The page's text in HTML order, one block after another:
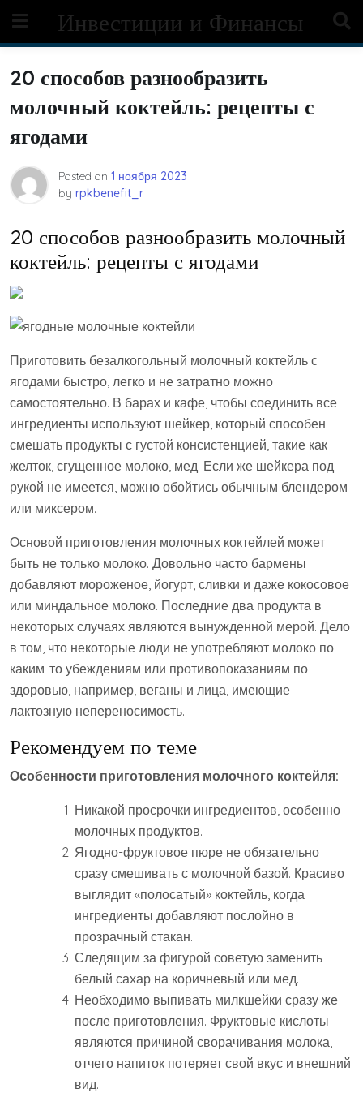
content
Инвестиции и Финансы
20 способов разнообразить
молочный коктейль: рецепты с
ягодами
Posted on 1 ноября 2023
by rpkbenefit_r
20 способов разнообразить молочный
коктейль: рецепты с ягодами
Приготовить безалкогольный молочный коктейль с
ягодами быстро, легко и не затратно можно
самостоятельно. В барах и кафе, чтобы соединить все
ингредиенты используют шейкер, который способен
смешать продукты с густой консистенцией, такие как
желток, сгущенное молоко, мед. Если же шейкера под
рукой не имеется, можно обойтись обычным блендером
или миксером.
Основой приготовления молочных коктейлей может
быть не только молоко. Довольно часто бармены
добавляют мороженое, йогурт, сливки и даже кокосовое
или миндальное молоко. Последние два продукта в
некоторых случаях являются вынужденной мерой. Дело
в том, что некоторые люди не употребляют молоко по
каким-то убеждениям или противопоказаниям по
здоровью, например, веганы и лица, имеющие
лактозную непереносимость.
Рекомендуем по теме
Особенности приготовления молочного коктейля:
Никакой просрочки ингредиентов, особенно
молочных продуктов.
Ягодно-фруктовое пюре не обязательно
сразу смешивать с молочной базой. Красиво
выглядит «полосатый» коктейль, когда
ингредиенты добавляют послойно в
прозрачный стакан.
Следящим за фигурой советую заменить
белый сахар на коричневый или мед.
Необходимо выпивать милкшейки сразу же
после приготовления. Фруктовые кислоты
являются причиной сворачивания молока,
отчего напиток потеряет свой вкус и внешний
вид.